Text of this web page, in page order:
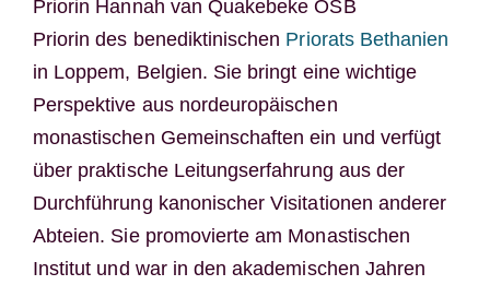
Priorin Hannah van Quakebeke OSB
Priorin des benediktinischen Priorats Bethanien
in Loppem, Belgien. Sie bringt eine wichtige
Perspektive aus nordeuropäischen
monastischen Gemeinschaften ein und verfügt
über praktische Leitungserfahrung aus der
Durchführung kanonischer Visitationen anderer
Abteien. Sie promovierte am Monastischen
Institut und war in den akademischen Jahren